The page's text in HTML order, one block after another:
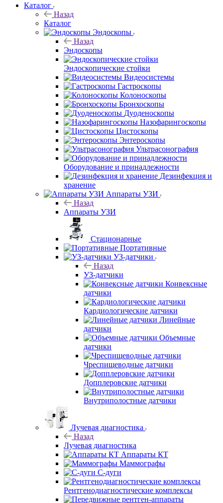
Каталог
Назад
Каталог
Эндоскопы
Назад
Эндоскопы
Эндоскопические стойки
Видеосистемы
Гастроскопы
Колоноскопы
Бронхоскопы
Дуоденоскопы
Назофарингоскопы
Цистоскопы
Энтероскопы
Ультрасонография
Оборудование и принадлежности
Дезинфекция и
хранение
Аппараты УЗИ
Назад
Аппараты УЗИ
Стационарные
Портативные
УЗ-датчики
Назад
УЗ-датчики
Конвексные
датчики
Кардиологические датчики
Линейные
датчики
Объемные
датчики
Чреспищеводные датчики
Допплеровские датчики
Внутриполостные датчики
Лучевая диагностика
Назад
Лучевая диагностика
Аппараты КТ
Маммографы
С-дуги
Рентгенодиагностические комплексы